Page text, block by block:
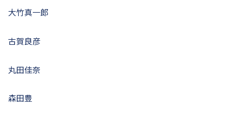
大竹真一郎
古賀良彦
丸田佳奈
森田豊